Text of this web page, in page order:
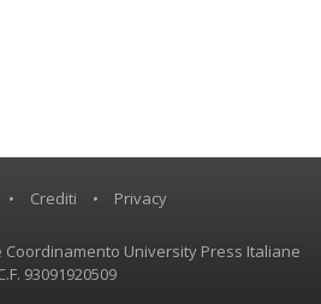
• Crediti • Privacy
Coordinamento University Press Italiane
93091920509